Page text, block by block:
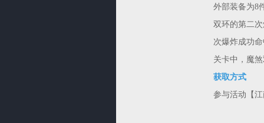
外部装备为8
双环的第二
次爆炸成功
关卡中，魔
获取方式
参与活动【